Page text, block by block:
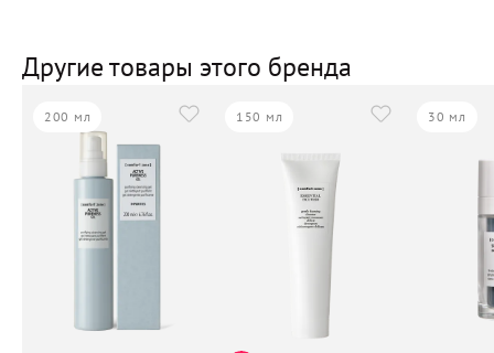
Другие товары этого бренда
200 мл 150 мл 30 мл